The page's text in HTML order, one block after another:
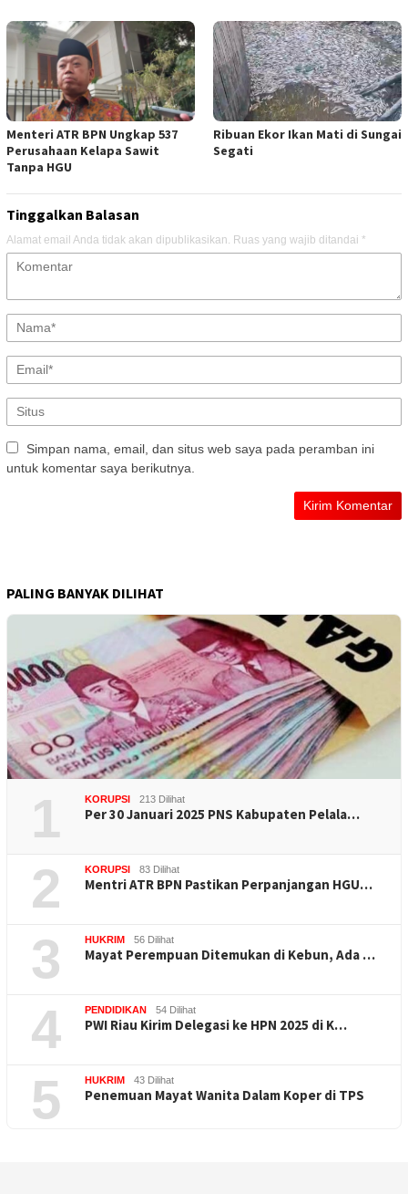
Menteri ATR BPN Ungkap 537
Perusahaan Kelapa Sawit
Tanpa HGU
Ribuan Ekor Ikan Mati di Sungai
Segati
Tinggalkan Balasan
Alamat email Anda tidak akan dipublikasikan. Ruas yang wajib ditandai *
Simpan nama, email, dan situs web saya pada peramban ini
untuk komentar saya berikutnya.
PALING BANYAK DILIHAT
1 KORUPSI 213 Dilihat
Per 30 Januari 2025 PNS Kabupaten Pelala…
2 KORUPSI 83 Dilihat
Mentri ATR BPN Pastikan Perpanjangan HGU…
3 HUKRIM 56 Dilihat
Mayat Perempuan Ditemukan di Kebun, Ada …
4 PENDIDIKAN 54 Dilihat
PWI Riau Kirim Delegasi ke HPN 2025 di K…
5 HUKRIM 43 Dilihat
Penemuan Mayat Wanita Dalam Koper di TPS